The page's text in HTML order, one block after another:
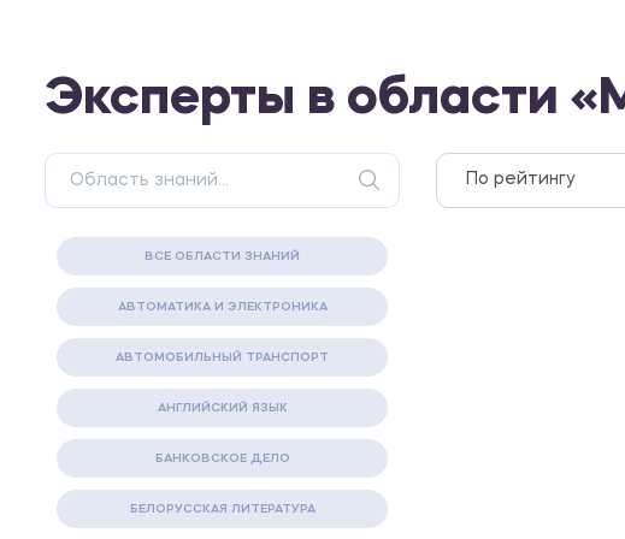
Эксперты в области
ВСЕ ОБЛАСТИ ЗНАНИЙ
АВТОМАТИКА И ЭЛЕКТРОНИКА
АВТОМОБИЛЬНЫЙ ТРАНСПОРТ
АНГЛИЙСКИЙ ЯЗЫК
БАНКОВСКОЕ ДЕЛО
БЕЛОРУССКАЯ ЛИТЕРАТУРА